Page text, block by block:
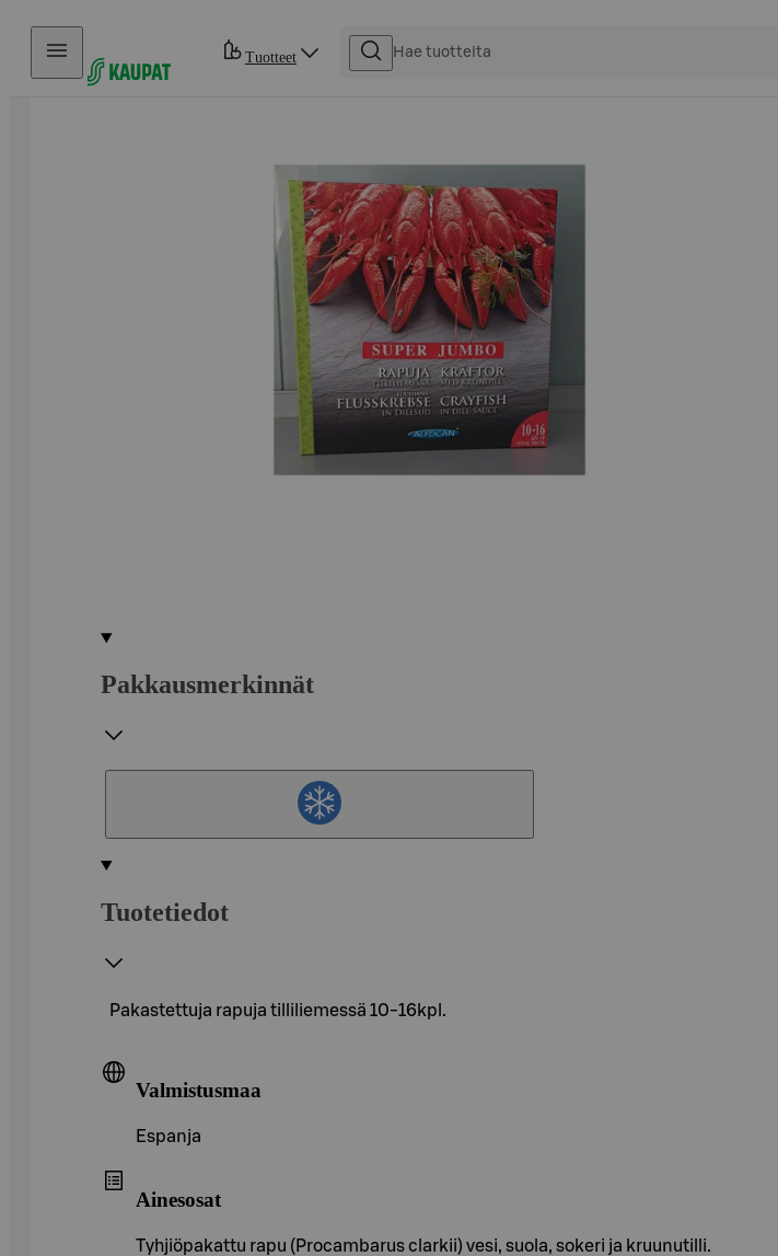
Hyppää sisältöön
Tuotteet
Pakkausmerkinnät
Tuotetiedot
Pakastettuja rapuja tilliliemessä 10-16kpl.
Valmistusmaa
Espanja
Ainesosat
Tyhjiöpakattu rapu (Procambarus clarkii) vesi, suola, sokeri ja kruunutilli.